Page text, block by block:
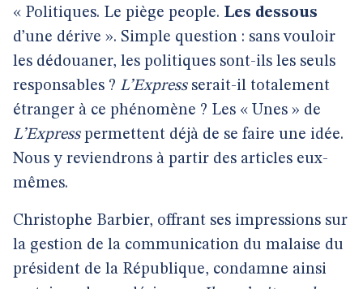
« Politiques. Le piège people. Les dessous
d’une dérive ». Simple question : sans vouloir
les dédouaner, les politiques sont-ils les seuls
responsables ? L’Expressserait-il totalement
étranger à ce phénomène ? Les « Unes » de
L’Express permettent déjà de se faire une idée.
Nous y reviendrons à partir des articles eux-
mêmes.
Christophe Barbier, offrant ses impressions sur
la gestion de la communication du malaise du
président de la République, condamne ainsi